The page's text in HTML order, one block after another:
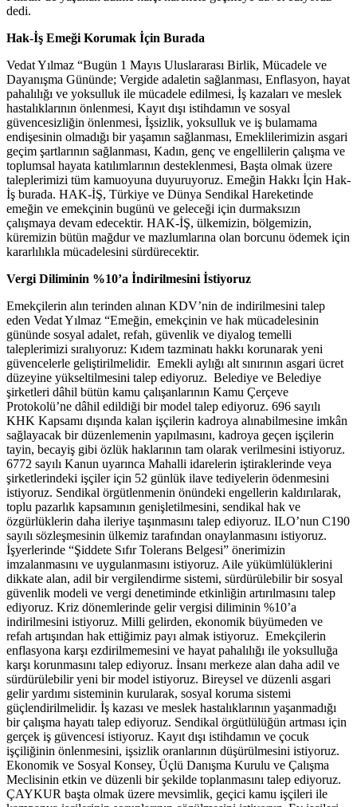
dedi.
Hak-İş Emeği Korumak İçin Burada
Vedat Yılmaz “Bugün 1 Mayıs Uluslararası Birlik, Mücadele ve
Dayanışma Gününde; Vergide adaletin sağlanması, Enflasyon, hayat
pahalılığı ve yoksulluk ile mücadele edilmesi, İş kazaları ve meslek
hastalıklarının önlenmesi, Kayıt dışı istihdamın ve sosyal
güvencesizliğin önlenmesi, İşsizlik, yoksulluk ve iş bulamama
endişesinin olmadığı bir yaşamın sağlanması, Emeklilerimizin asgari
geçim şartlarının sağlanması, Kadın, genç ve engellilerin çalışma ve
toplumsal hayata katılımlarının desteklenmesi, Başta olmak üzere
taleplerimizi tüm kamuoyuna duyuruyoruz. Emeğin Hakkı İçin Hak-
İş burada. HAK-İŞ, Türkiye ve Dünya Sendikal Hareketinde
emeğin ve emekçinin bugünü ve geleceği için durmaksızın
çalışmaya devam edecektir. HAK-İŞ, ülkemizin, bölgemizin,
küremizin bütün mağdur ve mazlumlarına olan borcunu ödemek için
kararlılıkla mücadelesini sürdürecektir.
Vergi Diliminin %10’a İndirilmesini İstiyoruz
Emekçilerin alın terinden alınan KDV’nin de indirilmesini talep
eden Vedat Yılmaz “Emeğin, emekçinin ve hak mücadelesinin
gününde sosyal adalet, refah, güvenlik ve diyalog temelli
taleplerimizi sıralıyoruz: Kıdem tazminatı hakkı korunarak yeni
güvencelerle geliştirilmelidir. Emekli aylığı alt sınırının asgari ücret
düzeyine yükseltilmesini talep ediyoruz. Belediye ve Belediye
şirketleri dâhil bütün kamu çalışanlarının Kamu Çerçeve
Protokolü’ne dâhil edildiği bir model talep ediyoruz. 696 sayılı
KHK Kapsamı dışında kalan işçilerin kadroya alınabilmesine imkân
sağlayacak bir düzenlemenin yapılmasını, kadroya geçen işçilerin
tayin, becayiş gibi özlük haklarının tam olarak verilmesini istiyoruz.
6772 sayılı Kanun uyarınca Mahalli idarelerin iştiraklerinde veya
şirketlerindeki işçiler için 52 günlük ilave tediyelerin ödenmesini
istiyoruz. Sendikal örgütlenmenin önündeki engellerin kaldırılarak,
toplu pazarlık kapsamının genişletilmesini, sendikal hak ve
özgürlüklerin daha ileriye taşınmasını talep ediyoruz. ILO’nun C190
sayılı sözleşmesinin ülkemiz tarafından onaylanmasını istiyoruz.
İşyerlerinde “Şiddete Sıfır Tolerans Belgesi” önerimizin
imzalanmasını ve uygulanmasını istiyoruz. Aile yükümlülüklerini
dikkate alan, adil bir vergilendirme sistemi, sürdürülebilir bir sosyal
güvenlik modeli ve vergi denetiminde etkinliğin artırılmasını talep
ediyoruz. Kriz dönemlerinde gelir vergisi diliminin %10’a
indirilmesini istiyoruz. Milli gelirden, ekonomik büyümeden ve
refah artışından hak ettiğimiz payı almak istiyoruz. Emekçilerin
enflasyona karşı ezdirilmemesini ve hayat pahalılığı ile yoksulluğa
karşı korunmasını talep ediyoruz. İnsanı merkeze alan daha adil ve
sürdürülebilir yeni bir model istiyoruz. Bireysel ve düzenli asgari
gelir yardımı sisteminin kurularak, sosyal koruma sistemi
güçlendirilmelidir. İş kazası ve meslek hastalıklarının yaşanmadığı
bir çalışma hayatı talep ediyoruz. Sendikal örgütlülüğün artması için
gerçek iş güvencesi istiyoruz. Kayıt dışı istihdamın ve çocuk
işçiliğinin önlenmesini, işsizlik oranlarının düşürülmesini istiyoruz.
Ekonomik ve Sosyal Konsey, Üçlü Danışma Kurulu ve Çalışma
Meclisinin etkin ve düzenli bir şekilde toplanmasını talep ediyoruz.
ÇAYKUR başta olmak üzere mevsimlik, geçici kamu işçileri ile